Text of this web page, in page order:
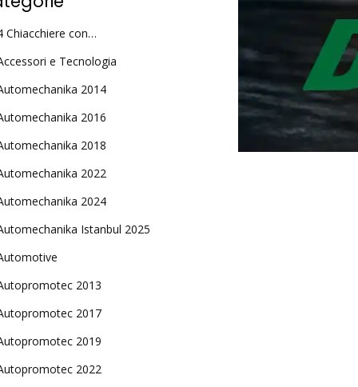
Chiacchiere con…
e Tecnologia
2014
2016
2018
2022
2024
Istanbul 2025
2013
2017
2019
2022